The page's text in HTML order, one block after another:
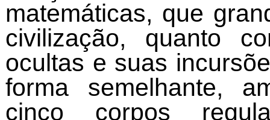
matemáticas, que
civilização, quanto
ocultas e suas
forma semelhante,
cinco corpos